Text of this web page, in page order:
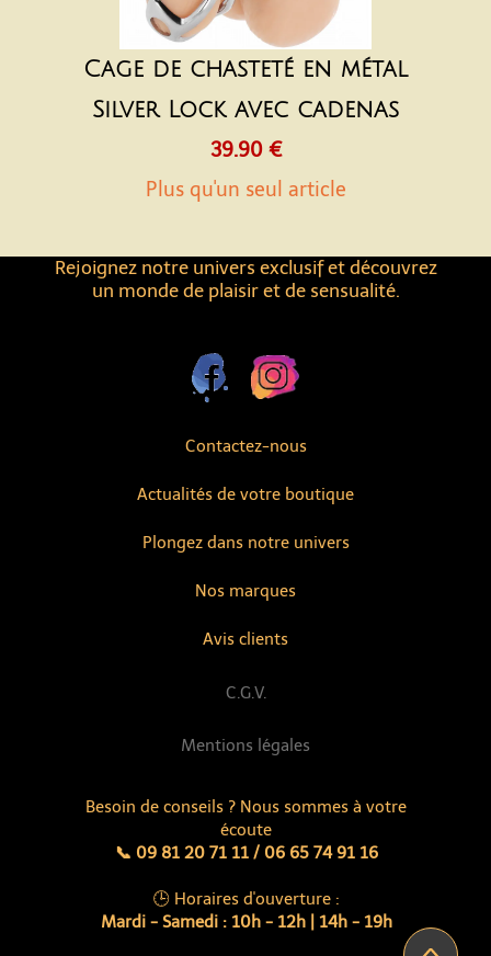
Contactez-nous
Actualités de votre boutique
Avis clients
Nos marques
Rejoignez notre univers exclusif et découvrez
un monde de plaisir et de sensualité.
Besoin de conseils ? Nous sommes à votre
écoute
📞 09 81 20 71 11 / 06 65 74 91 16
🕒 Horaires d'ouverture :
Mardi - Samedi : 10h - 12h | 14h - 19h
Plongez dans notre univers
Mentions légales
C.G.V.
Cage de chasteté en métal
Silver Lock avec cadenas
39.90 €
Plus qu'un seul article